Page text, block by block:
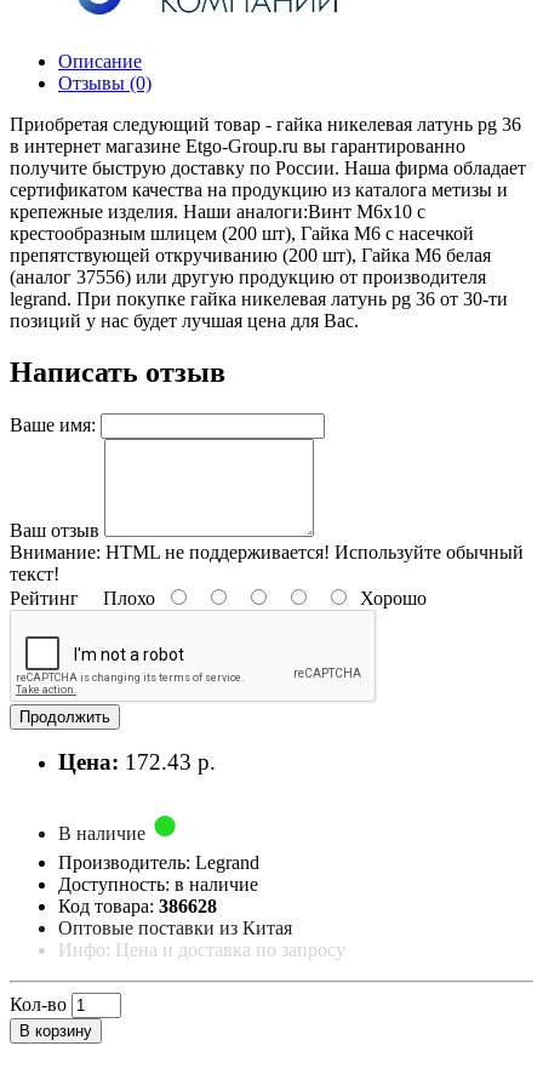
Описание
Отзывы (0)
Приобретая следующий товар - гайка никелевая латунь pg 36
в интернет магазине Etgo-Group.ru вы гарантированно
получите быструю доставку по России. Наша фирма обладает
сертификатом качества на продукцию из каталога метизы и
крепежные изделия. Наши аналоги:Винт М6х10 с
крестообразным шлицем (200 шт), Гайка М6 с насечкой
препятствующей откручиванию (200 шт), Гайка M6 белая
(аналог 37556) или другую продукцию от производителя
legrand. При покупке гайка никелевая латунь pg 36 от 30-ти
позиций у нас будет лучшая цена для Вас.
Написать отзыв
Ваше имя:
Ваш отзыв
Внимание: HTML не поддерживается! Используйте обычный
текст!
Рейтинг Плохо Хорошо
Продолжить
Цена: 172.43 р.
В наличие
Производитель: Legrand
Доступность: в наличие
Код товара: 386628
Оптовые поставки из Китая
Инфо: Цена и доставка по запросу
Кол-во
В корзину